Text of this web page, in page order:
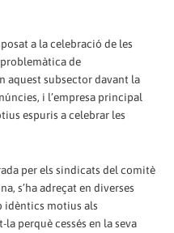
a la celebració de les
de
aquest subsector davant la
i l’empresa principal
espuris a celebrar les
per els sindicats del comitè
s’ha adreçat en diverses
idèntics motius als
perquè cessés en la seva